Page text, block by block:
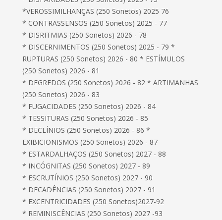
*VEROSSIMILHANÇAS (250 Sonetos) 2025 76
* CONTRASSENSOS (250 Sonetos) 2025 - 77
* DISRITMIAS (250 Sonetos) 2026 - 78
* DISCERNIMENTOS (250 Sonetos) 2025 - 79 *
RUPTURAS (250 Sonetos) 2026 - 80 * ESTÍMULOS
(250 Sonetos) 2026 - 81
* DEGREDOS (250 Sonetos) 2026 - 82 * ARTIMANHAS
(250 Sonetos) 2026 - 83
* FUGACIDADES (250 Sonetos) 2026 - 84
* TESSITURAS (250 Sonetos) 2026 - 85
* DECLÍNIOS (250 Sonetos) 2026 - 86 *
EXIBICIONISMOS (250 Sonetos) 2026 - 87
* ESTARDALHAÇOS (250 Sonetos) 2027 - 88
* INCÓGNITAS (250 Sonetos) 2027 - 89
* ESCRUTÍNIOS (250 Sonetos) 2027 - 90
* DECADÊNCIAS (250 Sonetos) 2027 - 91
* EXCENTRICIDADES (250 Sonetos)2027-92
* REMINISCÊNCIAS (250 Sonetos) 2027 -93